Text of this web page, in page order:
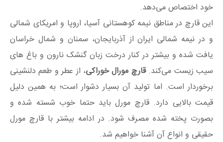
خود اختصاص می‌دهد.
این قارچ در مناطق نیمه کوهستانی آسیا، اروپا و امریکای شمالی
و در نیمه شمالی ایران از آذربایجان، سمنان و شمال خراسان
یافت شده و بیشتر در کنار درخت زبان گنشک نارون و باغ های
سیب زیست می‌کند.قارچ‌ مورال خوراکی، از عطر و طعم دلنشینی
برخوردار است. اما تولید آن بسیار دشوار است؛ به همین دلیل
قیمت بالایی دارد. قارچ مورل باید حتما خوب شسته شده و
بصورت پخته شده مصرف شود. در ادامه بیشتر با قارچ مورل
حقیقی و انواع آن آشنا خواهیم شد.